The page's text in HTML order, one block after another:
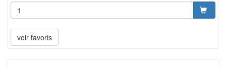
voir favoris